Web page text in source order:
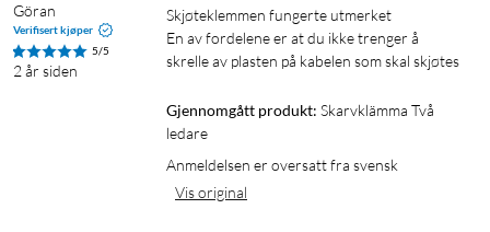
Göran
Verifisert kjøper
5/5
2 år siden
Skjøteklemmen fungerte utmerket
En av fordelene er at du ikke trenger å
skrelle av plasten på kabelen som skal skjøtes
Gjennomgått produkt: Skarvklämma Två
ledare
Anmeldelsen er oversatt fra svensk
Vis original